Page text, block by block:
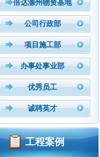
倍达滁州物资基地
公司行政部
项目施工部
办事处事业部
优秀员工
诚聘英才
工程案例